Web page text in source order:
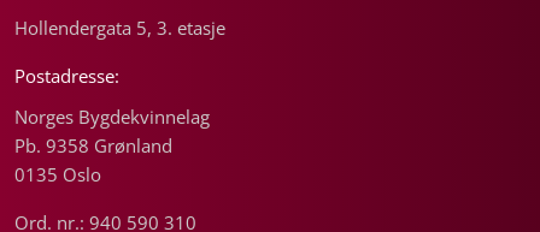
Hollendergata 5, 3. etasje
Postadresse:
Norges Bygdekvinnelag
Pb. 9358 Grønland
0135 Oslo
Ord. nr.: 940 590 310